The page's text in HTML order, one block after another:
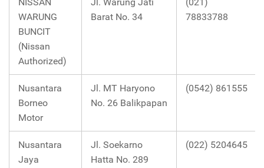
NISSAN
WARUNG
BUNCIT
(Nissan
Authorized)
Jl. Warung Jati
Barat No. 34
(021)
78833788
Nusantara
Borneo
Motor
Jl. MT Haryono
No. 26 Balikpapan
(0542) 861555
Nusantara
Jaya
Jl. Soekarno
Hatta No. 289
(022) 5204645